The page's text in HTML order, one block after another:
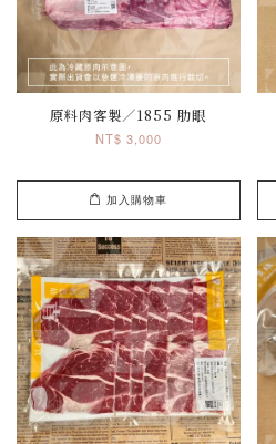
原料肉客製／1855 肋眼
NT$ 3,000
加入購物車